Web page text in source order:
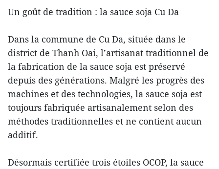
Un goût de tradition : la sauce soja Cu Da
Dans la commune de Cu Da, située dans le
district de Thanh Oai, l’artisanat traditionnel de
la fabrication de la sauce soja est préservé
depuis des générations. Malgré les progrès des
machines et des technologies, la sauce soja est
toujours fabriquée artisanalement selon des
méthodes traditionnelles et ne contient aucun
additif.
Désormais certifiée trois étoiles OCOP, la sauce